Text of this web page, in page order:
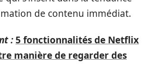
de contenu immédiat.
: 5 fonctionnalités de Netflix
manière de regarder des